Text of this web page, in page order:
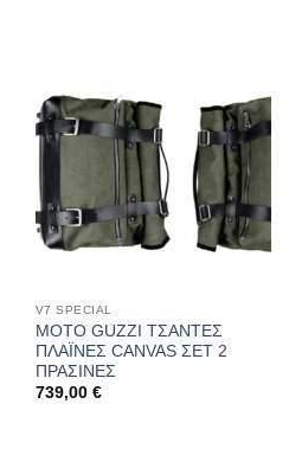
V7 SPECIAL
MOTO GUZZI ΤΣΑΝΤΕΣ
ΠΛΑΪΝΕΣ CANVAS ΣΕΤ 2
ΠΡΑΣΙΝΕΣ
739,00 €